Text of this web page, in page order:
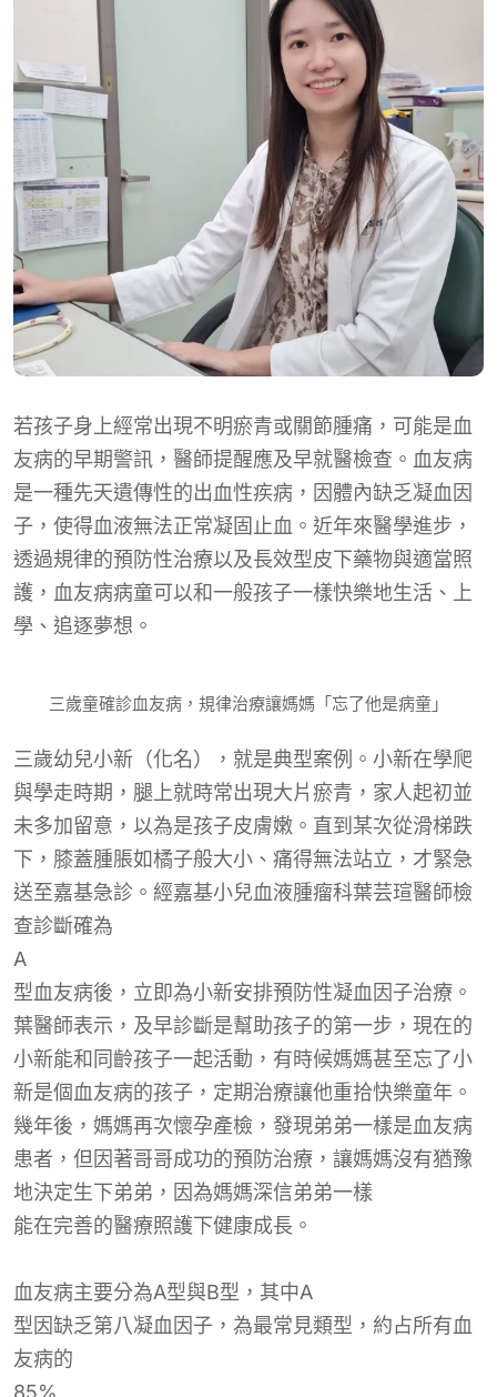
若孩子身上經常出現不明瘀青或關節腫痛，可能是血
友病的早期警訊，醫師提醒應及早就醫檢查。血友病
是一種先天遺傳性的出血性疾病，因體內缺乏凝血因
子，使得血液無法正常凝固止血。近年來醫學進步，
透過規律的預防性治療以及長效型皮下藥物與適當照
護，血友病病童可以和一般孩子一樣快樂地生活、上
學、追逐夢想。
三歲童確診血友病，規律治療讓媽媽「忘了他是病童」
三歲幼兒小新（化名），就是典型案例。小新在學爬
與學走時期，腿上就時常出現大片瘀青，家人起初並
未多加留意，以為是孩子皮膚嫩。直到某次從滑梯跌
下，膝蓋腫脹如橘子般大小、痛得無法站立，才緊急
送至嘉基急診。經嘉基小兒血液腫瘤科葉芸瑄醫師檢
查診斷確為
A
型血友病後，立即為小新安排預防性凝血因子治療。
葉醫師表示，及早診斷是幫助孩子的第一步，現在的
小新能和同齡孩子一起活動，有時候媽媽甚至忘了小
新是個血友病的孩子，定期治療讓他重拾快樂童年。
幾年後，媽媽再次懷孕產檢，發現弟弟一樣是血友病
患者，但因著哥哥成功的預防治療，讓媽媽沒有猶豫
地決定生下弟弟，因為媽媽深信弟弟一樣
能在完善的醫療照護下健康成長。
血友病主要分為A型與B型，其中A
型因缺乏第八凝血因子，為最常見類型，約占所有血
友病的
85%